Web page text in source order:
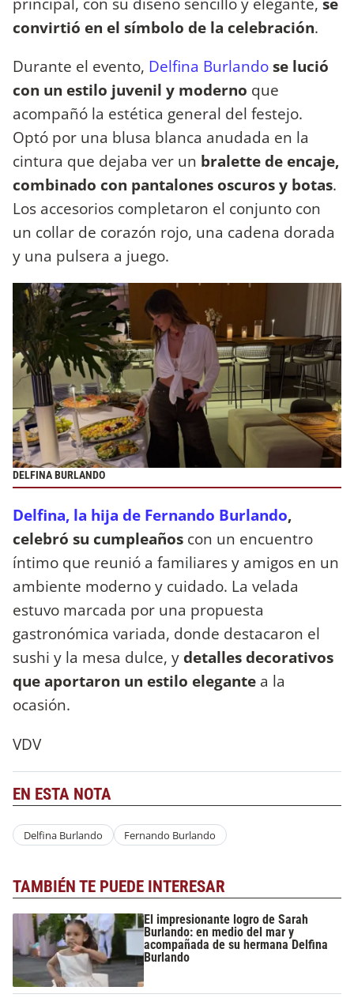
convirtió en el símbolo de la celebración.
Durante el evento, Delfina Burlandose lució
con un estilo juvenil y moderno que
acompañó la estética general del festejo.
Optó por una blusa blanca anudada en la
cintura que dejaba ver un bralette de encaje,
combinado con pantalones oscuros y botas.
Los accesorios completaron el conjunto con
un collar de corazón rojo, una cadena dorada
y una pulsera a juego.
DELFINA BURLANDO
Delfina, la hija de Fernando Burlando,
celebró su cumpleaños con un encuentro
íntimo que reunió a familiares y amigos en un
ambiente moderno y cuidado. La velada
estuvo marcada por una propuesta
gastronómica variada, donde destacaron el
sushi y la mesa dulce, ydetalles decorativos
que aportaron un estilo elegante a la
ocasión.
VDV
EN ESTA NOTA
Delfina Burlando Fernando Burlando
TAMBIÉN TE PUEDE INTERESAR
El impresionante logro de Sarah
Burlando: en medio del mar y
acompañada de su hermana Delfina
Burlando